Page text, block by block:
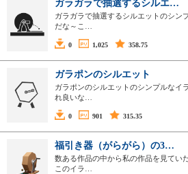
ガラガラで抽選するシルエ…
ガラガラで抽選するシルエットのシン
だな～こ…
0 1,025 358.75
ガラポンのシルエット
ガラポンのシルエットのシンプルなイ
れ良いな…
0 901 315.35
福引き器（がらがら）の3…
数ある作品の中から私の作品を見てい
このイラ…